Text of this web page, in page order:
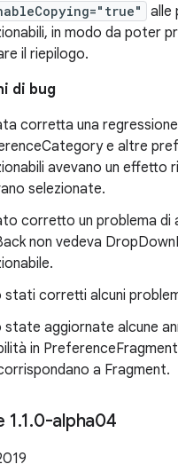
alle
in modo da poter
il riepilogo.
di bug
corretta una
e altre
avevano un effetto
selezionate.
corretto un problema di
non vedeva
stati corretti alcuni
state aggiornate alcune
in
a Fragment.
1.1.0-alpha04